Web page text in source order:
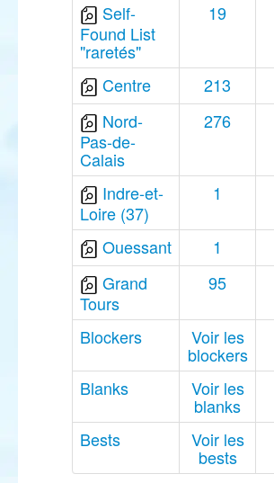
Self-
Found List
"raretés"
19
Centre 213
Nord-
Pas-de-
Calais
276
Indre-et-
Loire (37)
1
Ouessant 1
Grand
Tours
95
Blockers Voir les
blockers
Blanks Voir les
blanks
Bests
Voir les
bests